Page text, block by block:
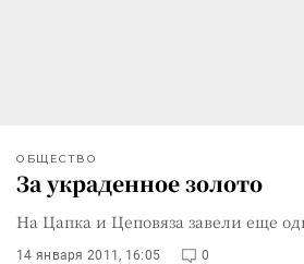
ОБЩЕСТВО
За украденное золото
На Цапка и Цеповяза завели еще
14 января 2011, 16:05 0